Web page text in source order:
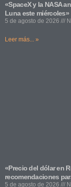
«SpaceX y la NASA
Luna este miércoles»
5 de agosto de 2026
Leer más... »
«Precio del dólar en
recomendaciones
5 de agosto de 2026